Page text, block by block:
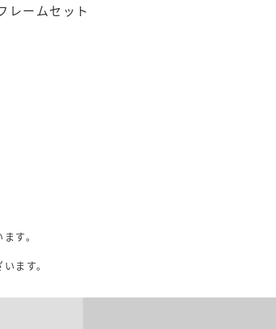
レームセット
す。
ます。